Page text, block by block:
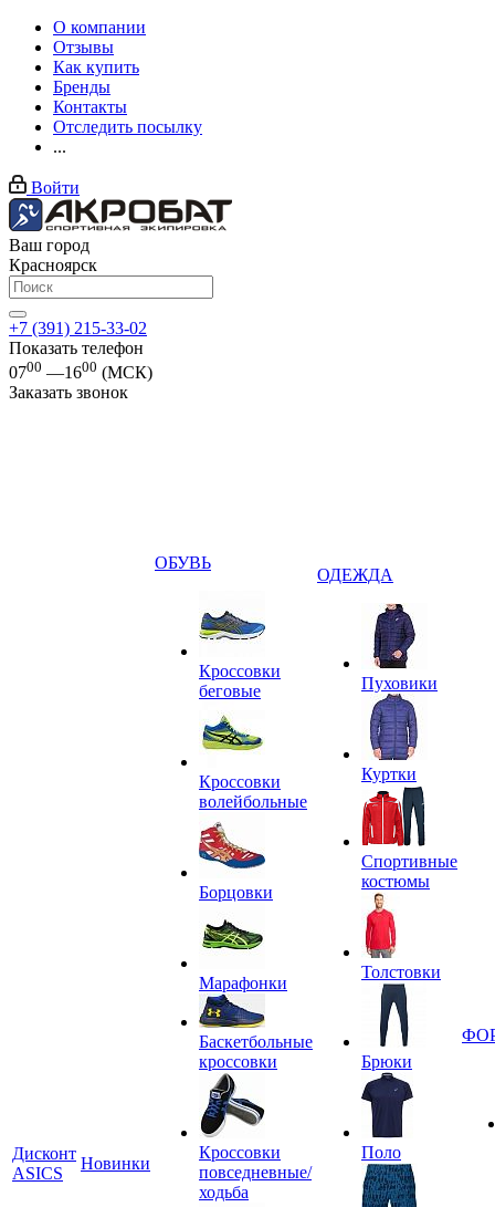
О компании
Отзывы
Как купить
Бренды
Контакты
Отследить посылку
...
Войти
Ваш город
Красноярск
+7 (391) 215-33-02
Показать телефон
0700 —1600 (МСК)
Заказать звонок
Дисконт
ASICS
Новинки
ОБУВЬ
Кроссовки
беговые
Кроссовки
волейбольные
Борцовки
Марафонки
Баскетбольные
кроссовки
Кроссовки
повседневные/
ходьба
ОДЕЖДА
Пуховики
Куртки
Спортивные
костюмы
Толстовки
Брюки
Поло